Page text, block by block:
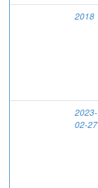
2018
2023-
02-27